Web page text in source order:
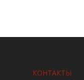
КОНТАКТЫ